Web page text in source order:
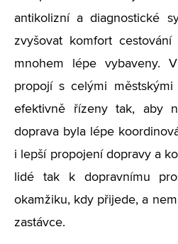
antikolizní a diagnostické
zvyšovat komfort
mnohem lépe vybaveny.
propojí s celými městskými
efektivně řízeny tak, aby
doprava byla lépe
i lepší propojení dopravy a
lidé tak k dopravnímu
okamžiku, kdy přijede, a
zastávce.